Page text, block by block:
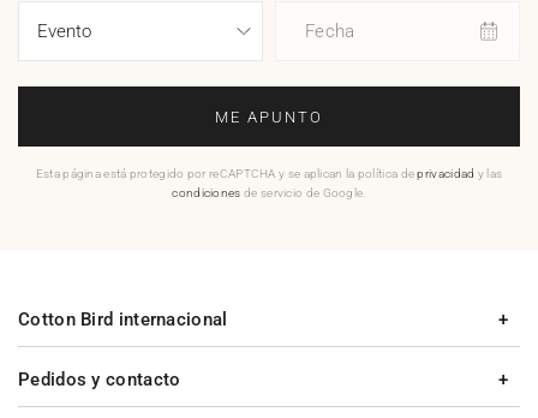
Fecha
ME APUNTO
Esta página está protegido por reCAPTCHA y se aplican la política deprivacidad y las
condiciones de servicio de Google.
Pedidos y contacto
Cotton Bird internacional